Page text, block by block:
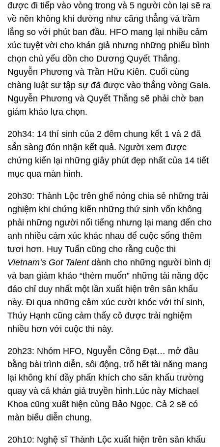
được đi tiếp vào vòng trong và 5 người còn lại sẽ ra
về nên không khí dường như căng thẳng và trầm
lắng so với phút ban đầu. HFO mang lại nhiều cảm
xúc tuyệt vời cho khán giả nhưng những phiếu bình
chọn chủ yếu dồn cho Dương Quyết Thắng,
Nguyễn Phương và Trần Hữu Kiên. Cuối cùng
chàng luật sư tập sự đã được vào thẳng vòng Gala.
Nguyễn Phương và Quyết Thắng sẽ phải chờ ban
giám khảo lựa chọn.
20h34: 14 thí sinh của 2 đêm chung kết 1 và 2 đã
sẵn sàng đón nhận kết quả. Người xem được
chứng kiến lại những giây phút đẹp nhất của 14 tiết
mục qua màn hình.
20h30: Thành Lộc trên ghế nóng chia sẻ những trải
nghiệm khi chứng kiến những thứ sinh vốn không
phải những người nổi tiếng nhưng lại mang đến cho
anh nhiều cảm xúc khác nhau để cuộc sống thêm
tươi hơn. Huy Tuấn cũng cho rằng cuộc thi
Vietnam’s Got Talentdành cho những người bình dị
và ban giám khảo “thèm muốn” những tài năng độc
đáo chỉ duy nhất một lần xuất hiện trên sân khấu
này. Đi qua những cảm xúc cười khóc với thí sinh,
Thúy Hạnh cũng cảm thấy cô được trải nghiệm
nhiều hơn với cuộc thi này.
20h23: Nhóm HFO, Nguyễn Công Đạt… mở đầu
bằng bài trình diễn, sôi động, trổ hết tài năng mang
lại không khí đầy phấn khích cho sân khấu trường
quay và cả khán giả truyền hình.Lúc này Michael
Khoa cũng xuất hiện cùng Bảo Ngọc. Cả 2 sẽ có
màn biểu diễn chung.
20h10: Nghệ sĩ Thành Lộc xuất hiện trên sân khấu